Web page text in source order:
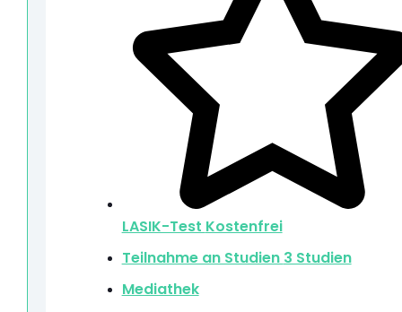
LASIK-Test Kostenfrei
Teilnahme an Studien 3 Studien
Mediathek